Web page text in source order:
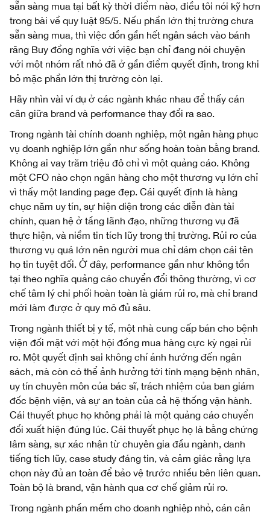
sẵn sàng mua tại bất kỳ thời điểm nào, điều tôi nói kỹ hơn
trong bài về quy luật 95/5. Nếu phần lớn thị trường chưa
sẵn sàng mua, thì việc dồn gần hết ngân sách vào bánh
răng Buy đồng nghĩa với việc bạn chỉ đang nói chuyện
với một nhóm rất nhỏ đã ở gần điểm quyết định, trong khi
bỏ mặc phần lớn thị trường còn lại.
Hãy nhìn vài ví dụ ở các ngành khác nhau để thấy cán
cân giữa brand và performance thay đổi ra sao.
Trong ngành tài chính doanh nghiệp, một ngân hàng phục
vụ doanh nghiệp lớn gần như sống hoàn toàn bằng brand.
Không ai vay trăm triệu đô chỉ vì một quảng cáo. Không
một CFO nào chọn ngân hàng cho một thương vụ lớn chỉ
vì thấy một landing page đẹp. Cái quyết định là hàng
chục năm uy tín, sự hiện diện trong các diễn đàn tài
chính, quan hệ ở tầng lãnh đạo, những thương vụ đã
thực hiện, và niềm tin tích lũy trong thị trường. Rủi ro của
thương vụ quá lớn nên người mua chỉ dám chọn cái tên
họ tin tuyệt đối. Ở đây, performance gần như không tồn
tại theo nghĩa quảng cáo chuyển đổi thông thường, vì cơ
chế tâm lý chi phối hoàn toàn là giảm rủi ro, mà chỉ brand
mới làm được ở quy mô đủ sâu.
Trong ngành thiết bị y tế, một nhà cung cấp bán cho bệnh
viện đối mặt với một hội đồng mua hàng cực kỳ ngại rủi
ro. Một quyết định sai không chỉ ảnh hưởng đến ngân
sách, mà còn có thể ảnh hưởng tới tính mạng bệnh nhân,
uy tín chuyên môn của bác sĩ, trách nhiệm của ban giám
đốc bệnh viện, và sự an toàn của cả hệ thống vận hành.
Cái thuyết phục họ không phải là một quảng cáo chuyển
đổi xuất hiện đúng lúc. Cái thuyết phục họ là bằng chứng
lâm sàng, sự xác nhận từ chuyên gia đầu ngành, danh
tiếng tích lũy, case study đáng tin, và cảm giác rằng lựa
chọn này đủ an toàn để bảo vệ trước nhiều bên liên quan.
Toàn bộ là brand, vận hành qua cơ chế giảm rủi ro.
Trong ngành phần mềm cho doanh nghiệp nhỏ, cán cân